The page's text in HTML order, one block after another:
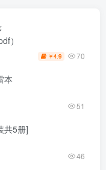
）
￥4.9 70
本
51
共5册]
46